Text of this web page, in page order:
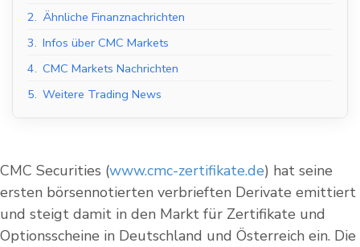
2. Ähnliche Finanznachrichten
3. Infos über CMC Markets
4. CMC Markets Nachrichten
5. Weitere Trading News
CMC Securities (www.cmc-zertifikate.de) hat seine
ersten börsennotierten verbrieften Derivate emittiert
und steigt damit in den Markt für Zertifikate und
Optionsscheine in Deutschland und Österreich ein. Die